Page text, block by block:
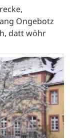
Ongebotz
datt wöhr